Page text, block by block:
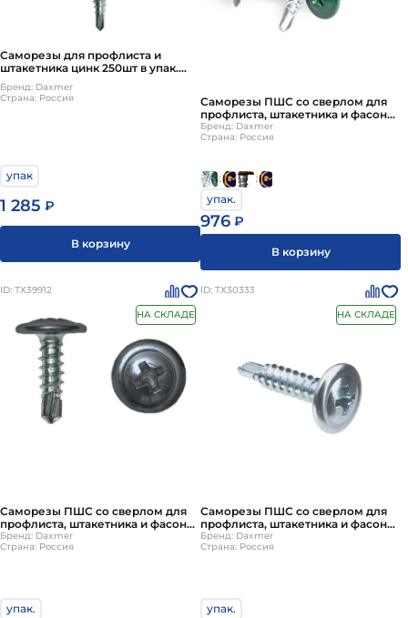
Саморезы для профлиста и
штакетника цинк 250шт в упак.
ЕПДМ Daxmer D5.5*19мм
Бренд: Daxmer
Страна: Россия
упак
1 285 ₽
В корзину
Саморезы ПШС со сверлом для
профлиста, штакетника и фасонки
окрашенные 500шт в упак.
D4.2*16мм
Бренд: Daxmer
Страна: Россия
упак.
976 ₽
В корзину
ID: ТХ39912
НА СКЛАДЕ
Саморезы ПШС со сверлом для
профлиста, штакетника и фасонки
окрашенные 1000шт в упак.
D4.2*16мм цена на остатки на
Бренд: Daxmer
Страна: Россия
упак.
ID: ТХ30333
НА СКЛАДЕ
Саморезы ПШС со сверлом для
профлиста, штакетника и фасонки
цинк 500шт в упак. D4.2*16мм
Бренд: Daxmer
Страна: Россия
упак.